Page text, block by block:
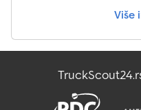
Više